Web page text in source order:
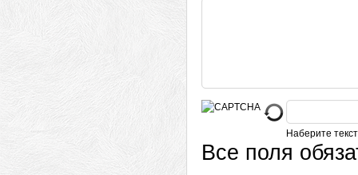
Наберите
Все поля